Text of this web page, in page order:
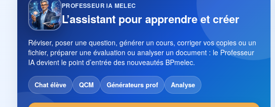
PROFESSEUR IA MELEC
L’assistant pour apprendre et créer
Réviser, poser une question, générer un cours, corriger vos copies ou un
fichier, préparer une évaluation ou analyser un document : le Professeur
IA devient le point d’entrée des nouveautés BPmelec.
Chat élève QCM Générateurs prof Analyse